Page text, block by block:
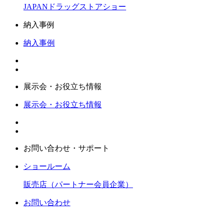
JAPANドラッグストアショー
納入事例
納入事例
展示会・お役立ち情報
展示会・お役立ち情報
お問い合わせ・サポート
ショールーム
販売店（パートナー会員企業）
お問い合わせ